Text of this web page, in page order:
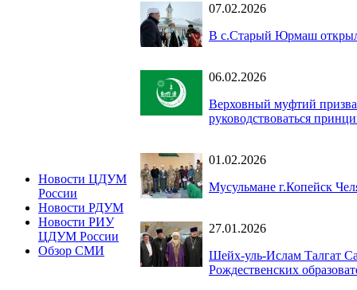
Новости ЦДУМ
России
Новости РДУМ
Новости РИУ
ЦДУМ России
Обзор СМИ
07.02.2026
В с.Старый Юрмаш
06.02.2026
Верховный муфтий
руководствоваться
01.02.2026
Мусульмане г.Копейск
27.01.2026
Шейх-уль-Ислам Талгат
Рождественских